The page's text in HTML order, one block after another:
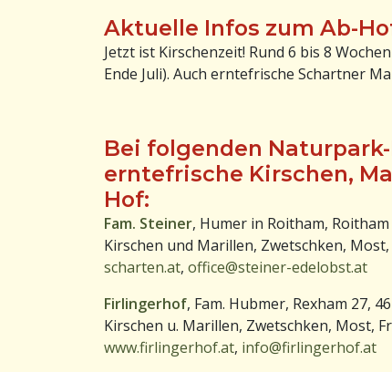
Aktuelle Infos zum Ab-
Jetzt ist Kirschenzeit! Rund 6 bis 8
Ende Juli). Auch erntefrische Schartner
Bei folgenden
erntefrische Kirschen,
Hof:
Fam. Steiner, Humer in Roitham,
Kirschen und Marillen, Zwetschken,
scharten.at, office@steiner-edelobst.at
Firlingerhof, Fam. Hubmer, Rexham 27,
Kirschen u. Marillen, Zwetschken, Most,
www.firlingerhof.at, info@firlingerhof.at